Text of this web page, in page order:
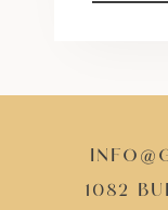
1082